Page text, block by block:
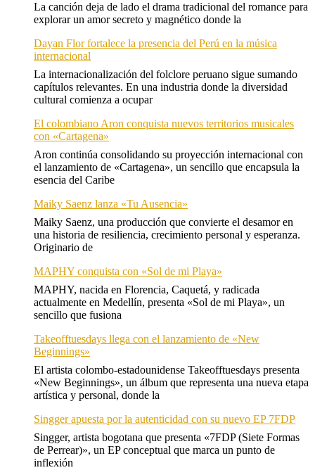
La canción deja de lado el drama tradicional del romance para
explorar un amor secreto y magnético donde la
Dayan Flor fortalece la presencia del Perú en la música
internacional
La internacionalización del folclore peruano sigue sumando
capítulos relevantes. En una industria donde la diversidad
cultural comienza a ocupar
El colombiano Aron conquista nuevos territorios musicales
con «Cartagena»
Aron continúa consolidando su proyección internacional con
el lanzamiento de «Cartagena», un sencillo que encapsula la
esencia del Caribe
Maiky Saenz lanza «Tu Ausencia»
Maiky Saenz, una producción que convierte el desamor en
una historia de resiliencia, crecimiento personal y esperanza.
Originario de
MAPHY conquista con «Sol de mi Playa»
MAPHY, nacida en Florencia, Caquetá, y radicada
actualmente en Medellín, presenta «Sol de mi Playa», un
sencillo que fusiona
Takeofftuesdays llega con el lanzamiento de «New
Beginnings»
El artista colombo-estadounidense Takeofftuesdays presenta
«New Beginnings», un álbum que representa una nueva etapa
artística y personal, donde la
Singger apuesta por la autenticidad con su nuevo EP 7FDP
Singger, artista bogotana que presenta «7FDP (Siete Formas
de Perrear)», un EP conceptual que marca un punto de
inflexión